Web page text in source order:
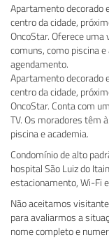
Apartamento decorado
centro da cidade,
OncoStar. Oferece uma
comuns, como piscina
agendamento.
Apartamento decorado
centro da cidade,
OncoStar. Conta com
TV. Os moradores têm
piscina e academia.
Condomínio de alto
hospital São Luiz do
estacionamento, Wi-Fi
Não aceitamos
para avaliarmos a
nome completo e